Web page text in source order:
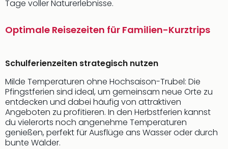
Tage voller Naturerlebnisse.
Optimale Reisezeiten für Familien-Kurztrips
Schulferienzeiten strategisch nutzen
Milde Temperaturen ohne Hochsaison-Trubel: Die
Pfingstferien sind ideal, um gemeinsam neue Orte zu
entdecken und dabei häufig von attraktiven
Angeboten zu profitieren. In den Herbstferien kannst
du vielerorts noch angenehme Temperaturen
genießen, perfekt für Ausflüge ans Wasser oder durch
bunte Wälder.